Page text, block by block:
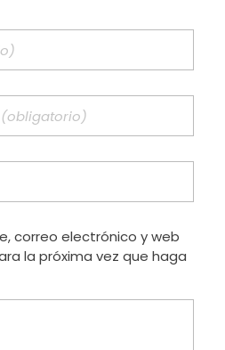
correo electrónico y web
la próxima vez que haga